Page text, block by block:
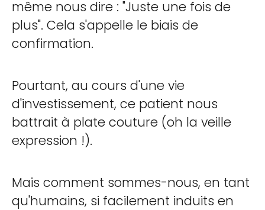
même nous dire : "Juste une fois de
plus". Cela s'appelle le biais de
confirmation.
Pourtant, au cours d'une vie
d'investissement, ce patient nous
battrait à plate couture (oh la veille
expression !).
Mais comment sommes-nous, en tant
qu'humains, si facilement induits en